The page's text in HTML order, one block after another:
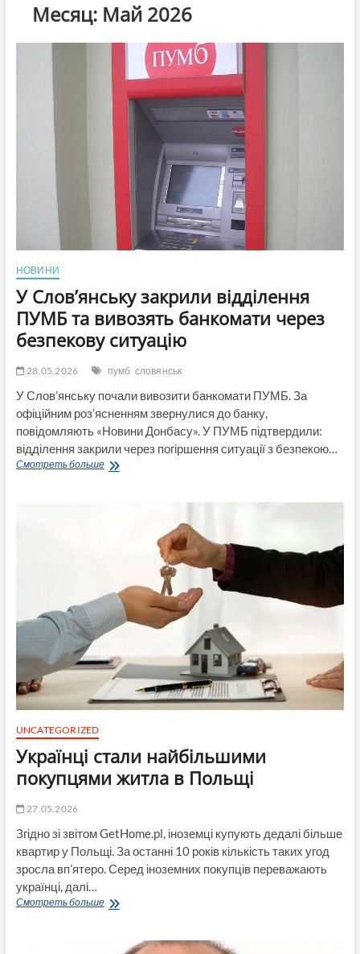
Месяц: Май 2026
НОВИНИ
У Слов’янську закрили відділення
ПУМБ та вивозять банкомати через
безпекову ситуацію
28.05.2026 пумб словянськ
У Слов’янську почали вивозити банкомати ПУМБ. За
офіційним роз’ясненням звернулися до банку,
повідомляють «Новини Донбасу». У ПУМБ підтвердили:
відділення закрили через погіршення ситуації з безпекою…
Смотреть большеУ
безпекову
ситуацію
UNCATEGORIZED
Українці стали найбільшими
покупцями житла в Польщі
27.05.2026
Згідно зі звітом GetHome.pl, іноземці купують дедалі більше
квартир у Польщі. За останні 10 років кількість таких угод
зросла вп’ятеро. Серед іноземних покупців переважають
українці, далі…
Смотреть большеУкраїнці
покупцями